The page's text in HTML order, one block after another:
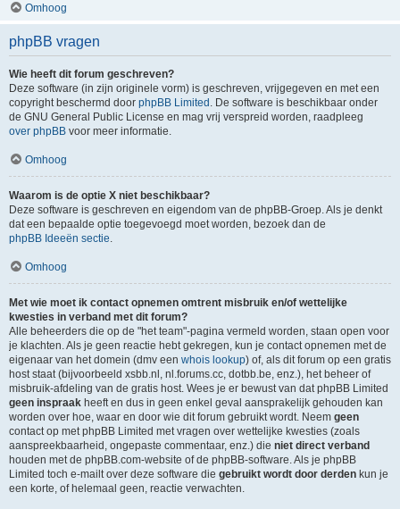
Omhoog
phpBB vragen
Wie heeft dit forum geschreven?
Deze software (in zijn originele vorm) is geschreven, vrijgegeven en met een
copyright beschermd door phpBB Limited . De software is beschikbaar onder
de GNU General Public License en mag vrij verspreid worden, raadpleeg
over phpBB voor meer informatie.
Omhoog
Waarom is de optie X niet beschikbaar?
Deze software is geschreven en eigendom van de phpBB-Groep. Als je denkt
dat een bepaalde optie toegevoegd moet worden, bezoek dan de
phpBB Ideeën sectie
Omhoog
Met wie moet ik contact opnemen omtrent misbruik en/of wettelijke
kwesties in verband met dit forum?
Alle beheerders die op de "het team"-pagina vermeld worden, staan open voor
je klachten. Als je geen reactie hebt gekregen, kun je contact opnemen met de
eigenaar van het domein (dmv een whois lookup) of, als dit forum op een gratis
host staat (bijvoorbeeld xsbb.nl, nl.forums.cc, dotbb.be, enz.), het beheer of
misbruik-afdeling van de gratis host. Wees je er bewust van dat phpBB Limited
geen inspraak heeft en dus in geen enkel geval aansprakelijk gehouden kan
worden over hoe, waar en door wie dit forum gebruikt wordt. Neem geen
contact op met phpBB Limited met vragen over wettelijke kwesties (zoals
aanspreekbaarheid, ongepaste commentaar, enz.) die niet direct verband
houden met de phpBB.com-website of de phpBB-software. Als je phpBB
Limited toch e-mailt over deze software die gebruikt wordt door derden kun je
een korte, of helemaal geen, reactie verwachten.